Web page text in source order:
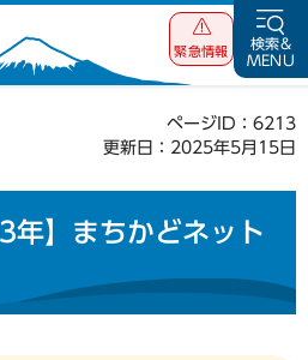
緊急情報
検索&
MENU
ページID：6213
更新日：2025年5月15日
年】まちかどネット